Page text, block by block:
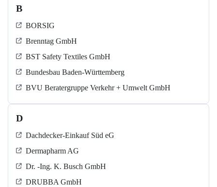
B
BORSIG
Brenntag GmbH
BST Safety Textiles GmbH
Bundesbau Baden-Württemberg
BVU Beratergruppe Verkehr + Umwelt GmbH
D
Dachdecker-Einkauf Süd eG
Dermapharm AG
Dr. -Ing. K. Busch GmbH
DRUBBA GmbH